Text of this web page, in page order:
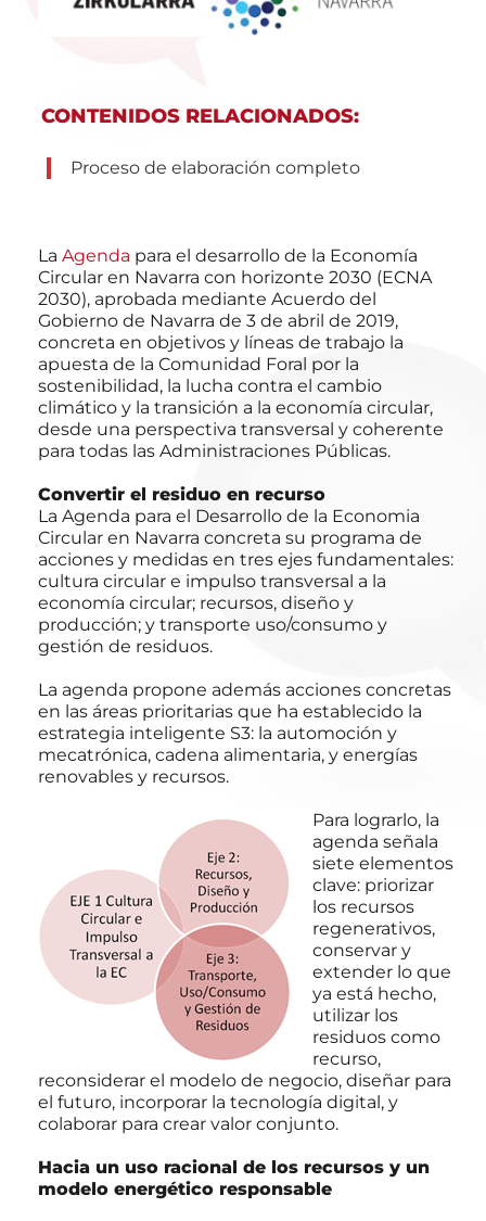
CONTENIDOS RELACIONADOS:
Proceso de elaboración completo
La Agenda para el desarrollo de la Economía
Circular en Navarra con horizonte 2030 (ECNA
2030), aprobada mediante Acuerdo del
Gobierno de Navarra de 3 de abril de 2019,
concreta en objetivos y líneas de trabajo la
apuesta de la Comunidad Foral por la
sostenibilidad, la lucha contra el cambio
climático y la transición a la economía circular,
desde una perspectiva transversal y coherente
para todas las Administraciones Públicas.
Convertir el residuo en recurso
La Agenda para el Desarrollo de la Economia
Circular en Navarra concreta su programa de
acciones y medidas en tres ejes fundamentales:
cultura circular e impulso transversal a la
economía circular; recursos, diseño y
producción; y transporte uso/consumo y
gestión de residuos.
La agenda propone además acciones concretas
en las áreas prioritarias que ha establecido la
estrategia inteligente S3: la automoción y
mecatrónica, cadena alimentaria, y energías
renovables y recursos.
Para lograrlo, la
agenda señala
siete elementos
clave: priorizar
los recursos
regenerativos,
conservar y
extender lo que
ya está hecho,
utilizar los
residuos como
recurso,
reconsiderar el modelo de negocio, diseñar para
el futuro, incorporar la tecnología digital, y
colaborar para crear valor conjunto.
Hacia un uso racional de los recursos y un
modelo energético responsable